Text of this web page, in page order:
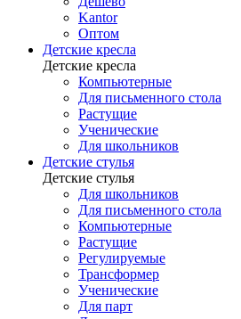
Kantor
Оптом
Детские кресла
Детские кресла
Компьютерные
Для письменного стола
Растущие
Ученические
Для школьников
Детские стулья
Детские стулья
Для школьников
Для письменного стола
Компьютерные
Растущие
Регулируемые
Трансформер
Ученические
Для парт